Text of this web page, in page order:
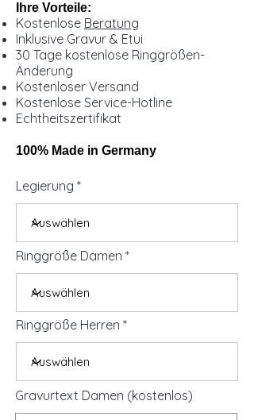
Ihre Vorteile:
Kostenlose Beratung
Inklusive Gravur & Etui
30 Tage kostenlose Ringgrößen-
Änderung
Kostenloser Versand
Kostenlose Service-Hotline
Echtheitszertifikat
100% Made in Germany
Legierung
Ringgröße Damen
Ringgröße Herren
Gravurtext Damen (kostenlos)